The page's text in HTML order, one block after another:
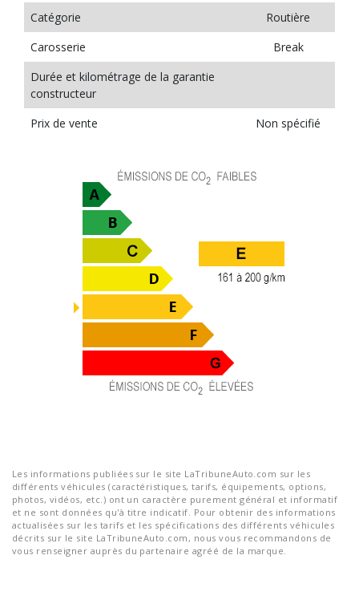
Catégorie
Routière
Carosserie
Break
Durée et kilométrage de la garantie
constructeur
Prix de vente
Non spécifié
Les informations publiées sur le site LaTribuneAuto.com sur les
différents véhicules (caractéristiques, tarifs, équipements, options,
photos, vidéos, etc.) ont un caractère purement général et informatif
et ne sont données qu'à titre indicatif. Pour obtenir des informations
actualisées sur les tarifs et les spécifications des différents véhicules
décrits sur le site LaTribuneAuto.com, nous vous recommandons de
vous renseigner auprès du partenaire agréé de la marque.